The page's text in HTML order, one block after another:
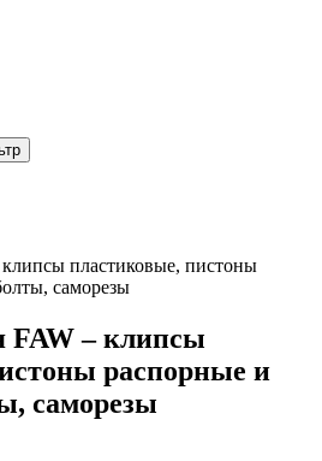
пластиковые, пистоны
саморезы
FAW – клипсы
распорные и
саморезы